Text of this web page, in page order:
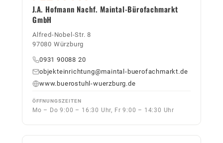
J.A. Hofmann Nachf. Maintal-Bürofachmarkt
GmbH
Alfred-Nobel-Str. 8
97080 Würzburg
0931 90088 20
objekteinrichtung@maintal-buerofachmarkt.de
www.buerostuhl-wuerzburg.de
ÖFFNUNGSZEITEN
Mo – Do 9:00 – 16:30 Uhr, Fr 9:00 – 14:30 Uhr